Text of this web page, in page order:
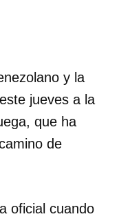
y la
jueves a la
que ha
de
oficial cuando